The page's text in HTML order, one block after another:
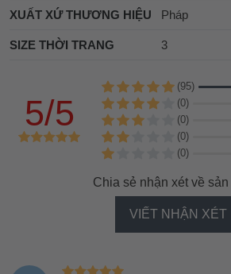
XUẤT XỨ THƯƠNG HIỆU Pháp
SIZE THỜI TRANG 3
5/5
(95)
(0)
(0)
(0)
(0)
Chia sẻ nhận xét về sản
VIẾT NHẬN XÉT